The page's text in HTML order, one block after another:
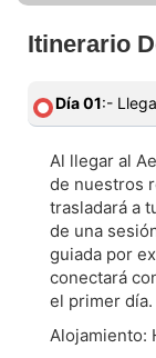
Itinerario
Día 01:-
Al llegar al
de nuestros
trasladará a
de una
guiada por
conectará
el primer día.
Alojamiento: